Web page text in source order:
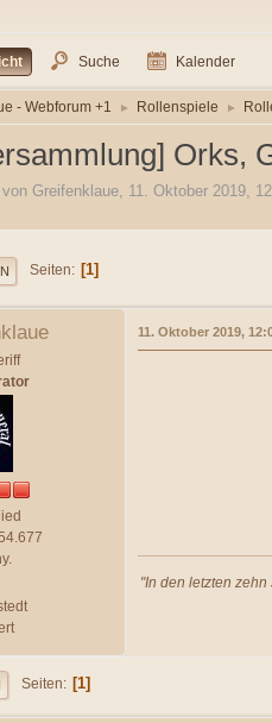
Suche Kalender
- Webforum +1 ► Rollenspiele ►
Orks,
Greifenklaue, 11. Oktober 2019,
Seiten 1
11. Oktober 2019,
"In den letzten
Seiten 1